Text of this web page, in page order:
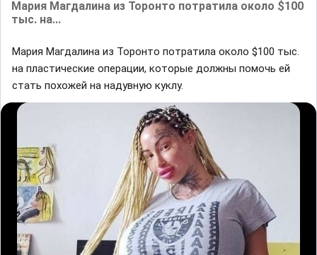
Мария Магдалина из Торонто потратила около $100
тыс. на...
Мария Магдалина из Торонто потратила около $100 тыс.
на пластические операции, которые должны помочь ей
стать похожей на надувную куклу.